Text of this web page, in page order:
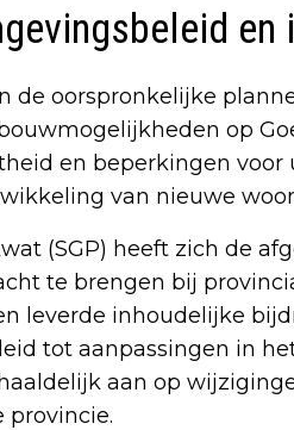
de oorspronkelijke
op
en beperkingen
van nieuwe
(SGP) heeft zich de
te brengen bij
leverde inhoudelijke
tot aanpassingen in
aan op
provincie.